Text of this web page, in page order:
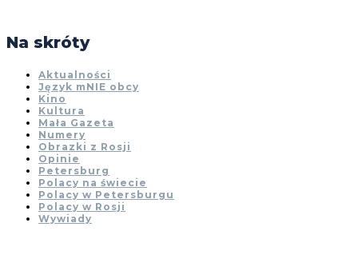
Na skróty
Aktualności
Język mNIE obcy
Kino
Kultura
Mała Gazeta
Numery
Obrazki z Rosji
Opinie
Petersburg
Polacy na świecie
Polacy w Petersburgu
Polacy w Rosji
Wywiady